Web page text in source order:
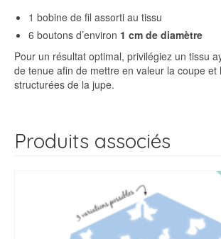
1 bobine de fil assorti au tissu
6 boutons d’environ 1 cm de diamètre
Pour un résultat optimal, privilégiez un tissu
de tenue afin de mettre en valeur la coupe et
structurées de la jupe.
Produits associés